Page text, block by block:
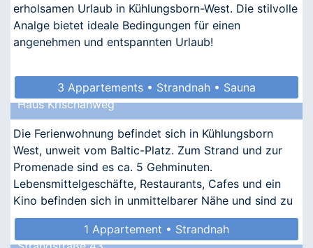
erholsamen Urlaub in Kühlungsborn-West. Die stilvolle
Analge bietet ideale Bedingungen für einen
angenehmen und entspannten Urlaub!
3 Appartements • Strandnah • Sauna
• Allergikergeeignet
Haus Krischanweg
Die Ferienwohnung befindet sich in Kühlungsborn
West, unweit vom Baltic-Platz. Zum Strand und zur
Promenade sind es ca. 5 Gehminuten.
Lebensmittelgeschäfte, Restaurants, Cafes und ein
Kino befinden sich in unmittelbarer Nähe und sind zu
Fuß zu erreichen.
1 Appartement • Strandnah